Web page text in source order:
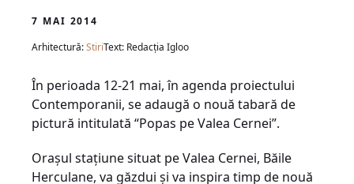
7 MAI 2014
Arhitectură:StiriText: Redacția Igloo
În perioada 12-21 mai, în agenda proiectului
Contemporanii, se adaugă o nouă tabară de
pictură intitulată “Popas pe Valea Cernei”.
Oraşul staţiune situat pe Valea Cernei, Băile
Herculane, va găzdui şi va inspira timp de nouă